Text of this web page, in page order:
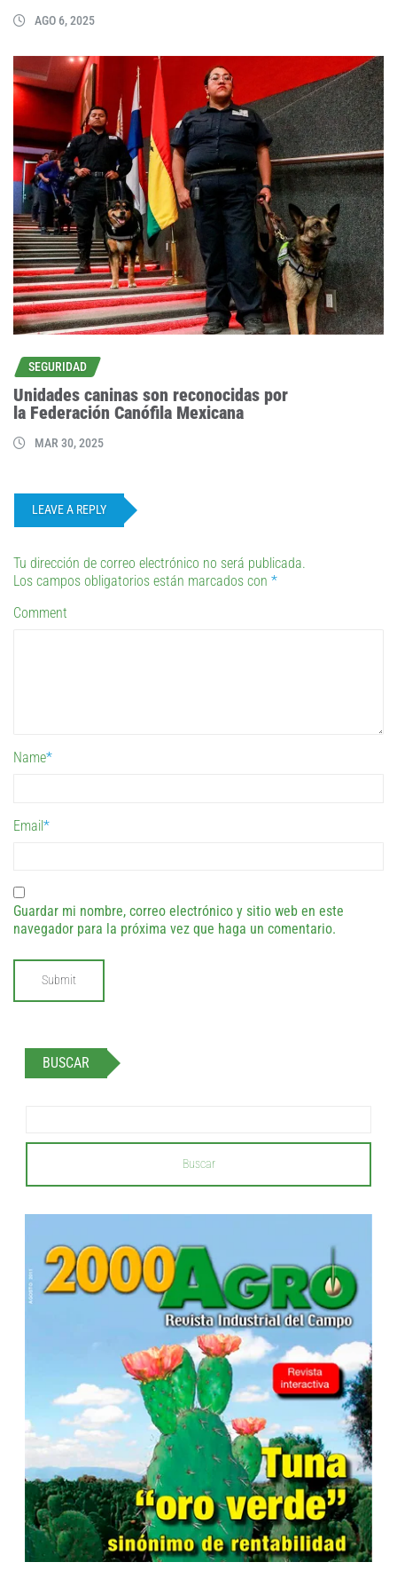
AGO 6, 2025
SEGURIDAD
Unidades caninas son reconocidas por
la Federación Canófila Mexicana
MAR 30, 2025
LEAVE A REPLY
Tu dirección de correo electrónico no será publicada.
Los campos obligatorios están marcados con *
Comment
Name*
Email*
Guardar mi nombre, correo electrónico y sitio web en este
navegador para la próxima vez que haga un comentario.
BUSCAR
Buscar